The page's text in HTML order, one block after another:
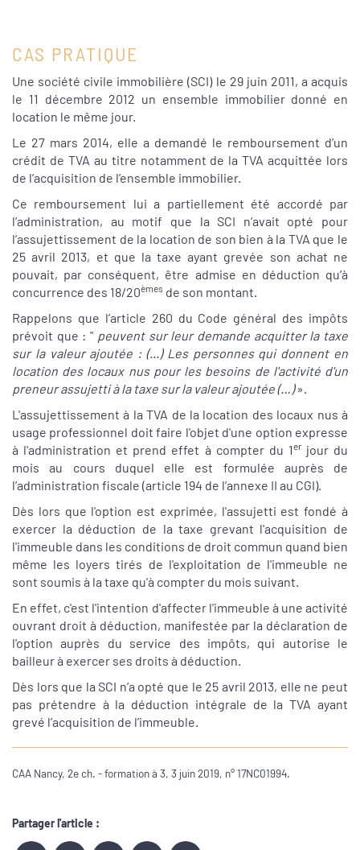
CAS PRATIQUE
Une société civile immobilière (SCI) le 29 juin 2011, a acquis
le 11 décembre 2012 un ensemble immobilier donné en
location le même jour.
Le 27 mars 2014, elle a demandé le remboursement d’un
crédit de TVA au titre notamment de la TVA acquittée lors
de l’acquisition de l’ensemble immobilier.
Ce remboursement lui a partiellement été accordé par
l’administration, au motif que la SCI n’avait opté pour
l’assujettissement de la location de son bien à la TVA que le
25 avril 2013, et que la taxe ayant grevée son achat ne
pouvait, par conséquent, être admise en déduction qu’à
concurrence des 18/20èmes de son montant.
Rappelons que l’article 260 du Code général des impôts
prévoit que : " peuvent sur leur demande acquitter la taxe
sur la valeur ajoutée : (...) Les personnes qui donnent en
location des locaux nus pour les besoins de l'activité d'un
preneur assujetti à la taxe sur la valeur ajoutée (…)».
L'assujettissement à la TVA de la location des locaux nus à
usage professionnel doit faire l'objet d'une option expresse
à l'administration et prend effet à compter du 1erjour du
mois au cours duquel elle est formulée auprès de
l’administration fiscale (article 194 de l’annexe II au CGI).
Dès lors que l'option est exprimée, l'assujetti est fondé à
exercer la déduction de la taxe grevant l'acquisition de
l'immeuble dans les conditions de droit commun quand bien
même les loyers tirés de l'exploitation de l'immeuble ne
sont soumis à la taxe qu'à compter du mois suivant.
En effet, c'est l'intention d'affecter l'immeuble à une activité
ouvrant droit à déduction, manifestée par la déclaration de
l'option auprès du service des impôts, qui autorise le
bailleur à exercer ses droits à déduction.
Dès lors que la SCI n’a opté que le 25 avril 2013, elle ne peut
pas prétendre à la déduction intégrale de la TVA ayant
grevé l’acquisition de l’immeuble.
CAA Nancy, 2e ch. - formation à 3, 3 juin 2019, n° 17NC01994.
Partager l'article :